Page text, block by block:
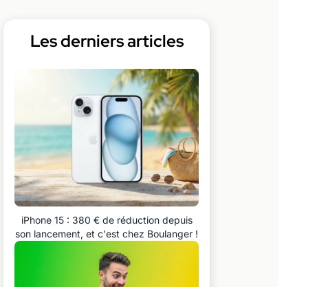
Les derniers articles
iPhone 15 : 380 € de réduction depuis
son lancement, et c'est chez Boulanger !